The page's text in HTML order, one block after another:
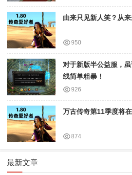
由来只见新人笑？从
950
对于新版半公益服，
线简单粗暴！
926
万古传奇第11季度将
874
最新文章